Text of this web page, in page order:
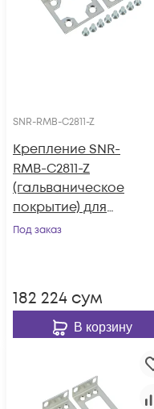
SNR-RMB-C2811-Z
Крепление SNR-
RMB-C2811-Z
(гальваническое
покрытие) для
маршрутизаторов
Под заказ
182 224 сум
В корзину